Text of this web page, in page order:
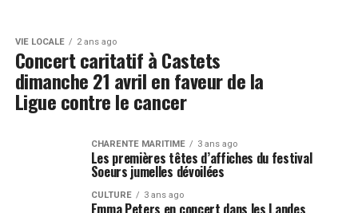
VIE LOCALE 2 ans ago
Concert caritatif à Castets
dimanche 21 avril en faveur de la
Ligue contre le cancer
CHARENTE MARITIME 3 ans ago
Les premières têtes d’affiches du festival
Soeurs jumelles dévoilées
CULTURE 3 ans ago
Emma Peters en concert dans les Landes